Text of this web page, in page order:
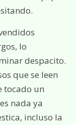
lo
despacito.
que se leen
tocado un
nada ya
incluso la